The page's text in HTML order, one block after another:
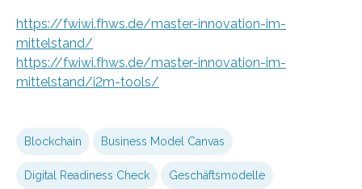
https://fwiwi.fhws.de/master-innovation-im-
mittelstand/
https://fwiwi.fhws.de/master-innovation-im-
mittelstand/i2m-tools/
Blockchain Business Model Canvas
Digital Readiness Check Geschäftsmodelle